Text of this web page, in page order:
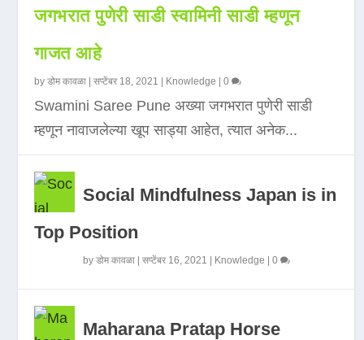
जगभरात पुणेरी साडी स्वामिनी साडी म्हणून
गाजत आहे
byडोम कावळा |सप्टेंबर 18, 2021 Knowledge |0
Swamini Saree Pune अख्या जगभरात पुणेरी साडी
म्हणून नावाजलेल्या खूप साड्या आहेत, त्यात अनेक...
Social Mindfulness Japan is in
Top Position
byडोम कावळा |सप्टेंबर 16, 2021 Knowledge |0
Maharana Pratap Horse